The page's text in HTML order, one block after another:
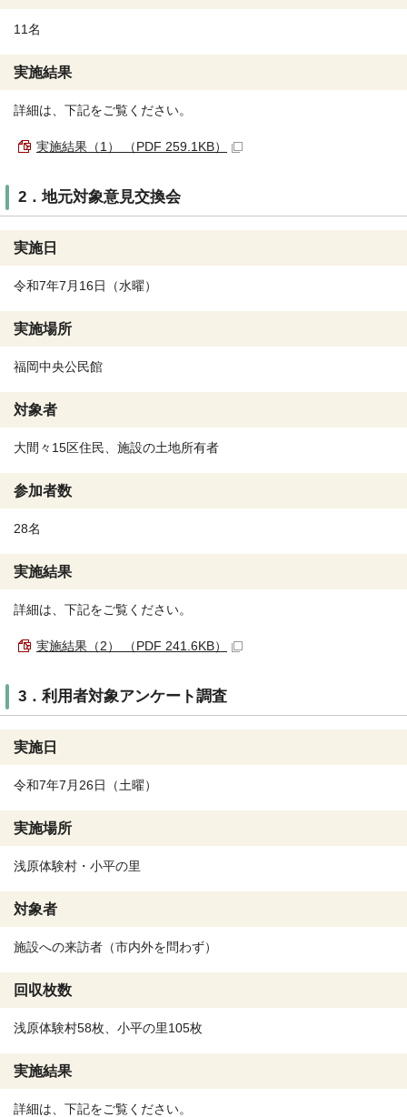
11名
実施結果
詳細は、下記をご覧ください。
実施結果（1） （PDF 259.1KB）
2．地元対象意見交換会
実施日
令和7年7月16日（水曜）
実施場所
福岡中央公民館
対象者
大間々15区住民、施設の土地所有者
参加者数
28名
実施結果
詳細は、下記をご覧ください。
実施結果（2） （PDF 241.6KB）
3．利用者対象アンケート調査
実施日
令和7年7月26日（土曜）
実施場所
浅原体験村・小平の里
対象者
施設への来訪者（市内外を問わず）
回収枚数
浅原体験村58枚、小平の里105枚
実施結果
詳細は、下記をご覧ください。